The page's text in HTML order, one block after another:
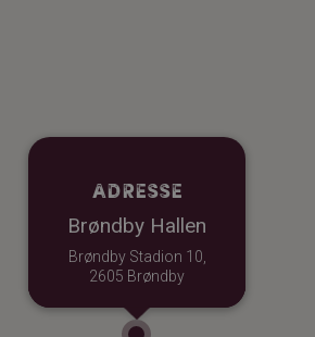
Adresse
Brøndby Hallen
Brøndby Stadion 10,
2605 Brøndby